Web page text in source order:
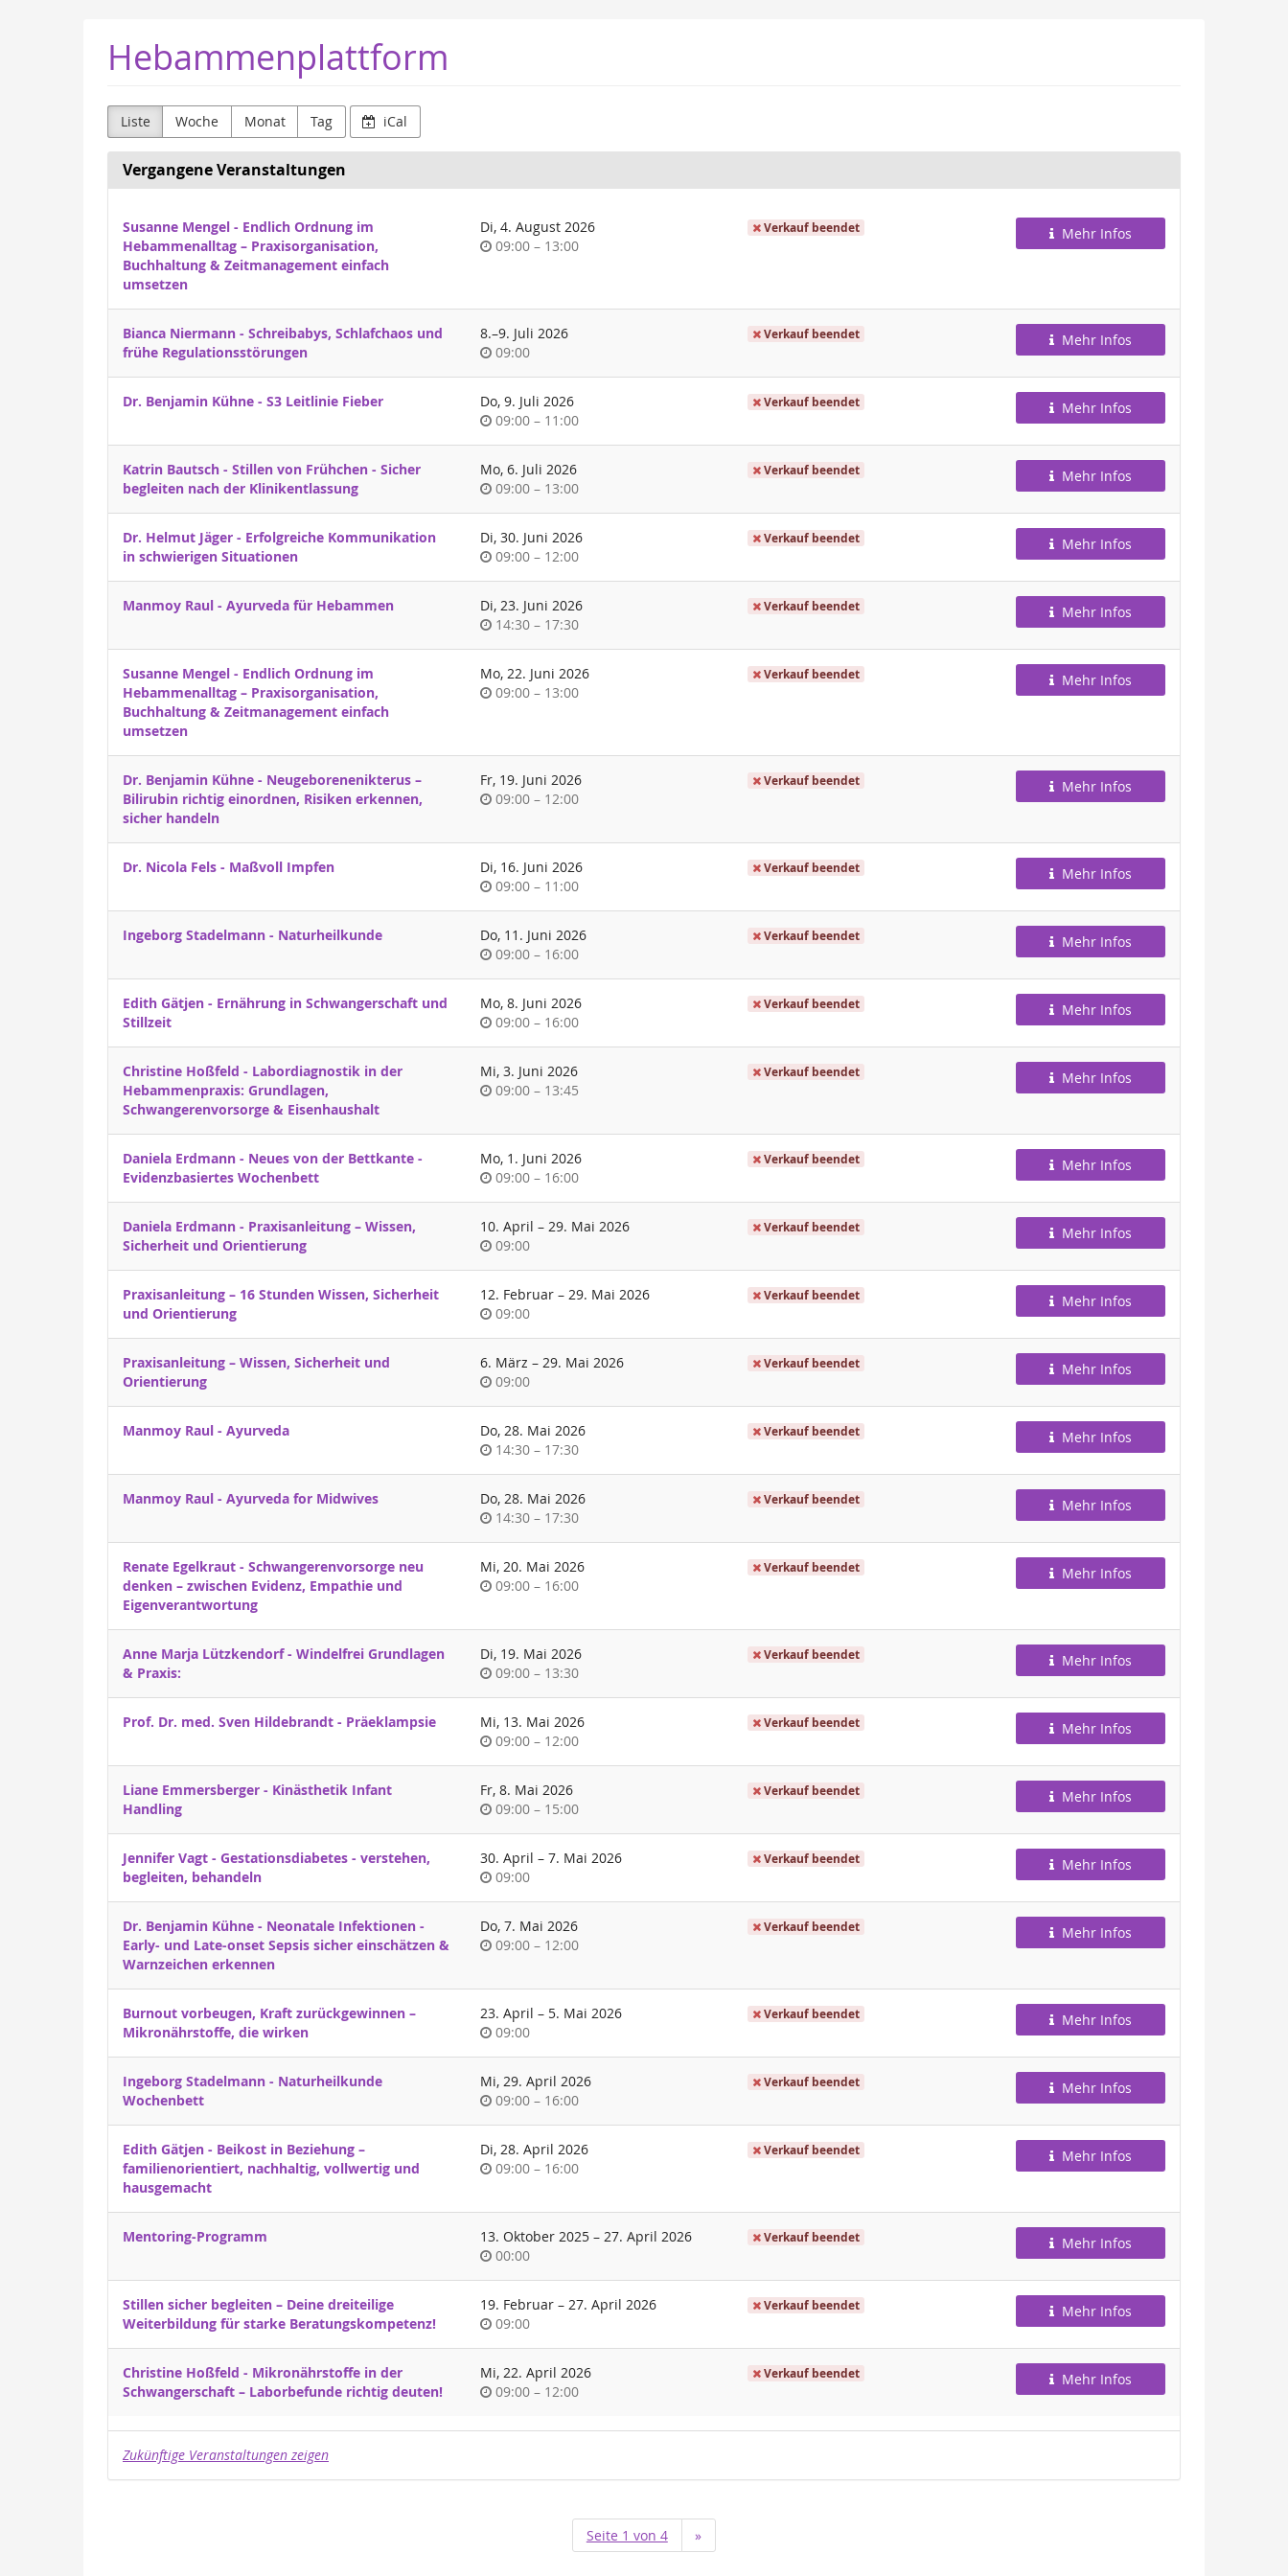
Hebammenplattform
Liste Woche Monat Tag iCal
Vergangene Veranstaltungen
Susanne Mengel - Endlich Ordnung im
Hebammenalltag – Praxisorganisation,
Buchhaltung & Zeitmanagement einfach
umsetzen
Di, 4. August 2026
Uhrzeit
09:00 –bis
13:00
Verkauf beendet Mehr Infos
Bianca Niermann - Schreibabys, Schlafchaos und
frühe Regulationsstörungen
8.–bis
9. Juli 2026
Uhrzeit
09:00
Verkauf beendet Mehr Infos
Dr. Benjamin Kühne - S3 Leitlinie Fieber
Do, 9. Juli 2026
Uhrzeit
09:00 –bis
11:00
Verkauf beendet Mehr Infos
Katrin Bautsch - Stillen von Frühchen - Sicher
begleiten nach der Klinikentlassung
Mo, 6. Juli 2026
Uhrzeit
09:00 –bis
13:00
Verkauf beendet Mehr Infos
Dr. Helmut Jäger - Erfolgreiche Kommunikation
in schwierigen Situationen
Di, 30. Juni 2026
Uhrzeit
09:00 –bis
12:00
Verkauf beendet Mehr Infos
Manmoy Raul - Ayurveda für Hebammen
Di, 23. Juni 2026
Uhrzeit
14:30 –bis
17:30
Verkauf beendet Mehr Infos
Susanne Mengel - Endlich Ordnung im
Hebammenalltag – Praxisorganisation,
Buchhaltung & Zeitmanagement einfach
umsetzen
Mo, 22. Juni 2026
Uhrzeit
09:00 –bis
13:00
Verkauf beendet Mehr Infos
Dr. Benjamin Kühne - Neugeborenenikterus –
Bilirubin richtig einordnen, Risiken erkennen,
sicher handeln
Fr, 19. Juni 2026
Uhrzeit
09:00 –bis
12:00
Verkauf beendet Mehr Infos
Dr. Nicola Fels - Maßvoll Impfen
Di, 16. Juni 2026
Uhrzeit
09:00 –bis
11:00
Verkauf beendet Mehr Infos
Ingeborg Stadelmann - Naturheilkunde
Do, 11. Juni 2026
Uhrzeit
09:00 –bis
16:00
Verkauf beendet Mehr Infos
Edith Gätjen - Ernährung in Schwangerschaft und
Stillzeit
Mo, 8. Juni 2026
Uhrzeit
09:00 –bis
16:00
Verkauf beendet Mehr Infos
Christine Hoßfeld - Labordiagnostik in der
Hebammenpraxis: Grundlagen,
Schwangerenvorsorge & Eisenhaushalt
Mi, 3. Juni 2026
Uhrzeit
09:00 –bis
13:45
Verkauf beendet Mehr Infos
Daniela Erdmann - Neues von der Bettkante -
Evidenzbasiertes Wochenbett­
Mo, 1. Juni 2026
Uhrzeit
09:00 –bis
16:00
Verkauf beendet Mehr Infos
Daniela Erdmann - Praxisanleitung – Wissen,
Sicherheit und Orientierung
10. April –bis
29. Mai 2026
Uhrzeit
09:00
Verkauf beendet Mehr Infos
Praxisanleitung – 16 Stunden Wissen, Sicherheit
und Orientierung
12. Februar –bis
29. Mai 2026
Uhrzeit
09:00
Verkauf beendet Mehr Infos
Praxisanleitung – Wissen, Sicherheit und
Orientierung
6. März –bis
29. Mai 2026
Uhrzeit
09:00
Verkauf beendet Mehr Infos
Manmoy Raul - Ayurveda
Do, 28. Mai 2026
Uhrzeit
14:30 –bis
17:30
Verkauf beendet Mehr Infos
Manmoy Raul - Ayurveda for Midwives
Do, 28. Mai 2026
Uhrzeit
14:30 –bis
17:30
Verkauf beendet Mehr Infos
Renate Egelkraut - Schwangerenvorsorge neu
denken – zwischen Evidenz, Empathie und
Eigenverantwortung
Mi, 20. Mai 2026
Uhrzeit
09:00 –bis
16:00
Verkauf beendet Mehr Infos
Anne Marja Lützkendorf - Windelfrei Grundlagen
& Praxis:
Di, 19. Mai 2026
Uhrzeit
09:00 –bis
13:30
Verkauf beendet Mehr Infos
Prof. Dr. med. Sven Hildebrandt - Präeklampsie
Mi, 13. Mai 2026
Uhrzeit
09:00 –bis
12:00
Verkauf beendet Mehr Infos
Liane Emmersberger - Kinästhetik Infant
Handling
Fr, 8. Mai 2026
Uhrzeit
09:00 –bis
15:00
Verkauf beendet Mehr Infos
Jennifer Vagt - Gestationsdiabetes - verstehen,
begleiten, behandeln
30. April –bis7. Mai 2026
Uhrzeit
09:00
Verkauf beendet Mehr Infos
Dr. Benjamin Kühne - Neonatale Infektionen -
Early- und Late-onset Sepsis sicher einschätzen &
Warnzeichen erkennen
Do, 7. Mai 2026
Uhrzeit
09:00 –bis
12:00
Verkauf beendet Mehr Infos
Burnout vorbeugen, Kraft zurückgewinnen –
Mikronährstoffe, die wirken
23. April –bis5. Mai 2026
Uhrzeit
09:00
Verkauf beendet Mehr Infos
Ingeborg Stadelmann - Naturheilkunde
Wochenbett
Mi, 29. April 2026
Uhrzeit
09:00 –bis
16:00
Verkauf beendet Mehr Infos
Edith Gätjen - Beikost in Beziehung –
familienorientiert, nachhaltig, vollwertig und
hausgemacht
Di, 28. April 2026
Uhrzeit
09:00 –bis
16:00
Verkauf beendet Mehr Infos
Mentoring-Programm 13. Oktober 2025 –bis
27. April 2026
Uhrzeit
00:00
Verkauf beendet Mehr Infos
Stillen sicher begleiten – Deine dreiteilige
Weiterbildung für starke Beratungskompetenz!
19. Februar –bis
27. April 2026
Uhrzeit
09:00
Verkauf beendet Mehr Infos
Christine Hoßfeld - Mikronährstoffe in der
Schwangerschaft – Laborbefunde richtig deuten!
Mi, 22. April 2026
Uhrzeit
09:00 –bis
12:00
Verkauf beendet Mehr Infos
Zukünftige Veranstaltungen zeigen
Seite 1 von 4 »